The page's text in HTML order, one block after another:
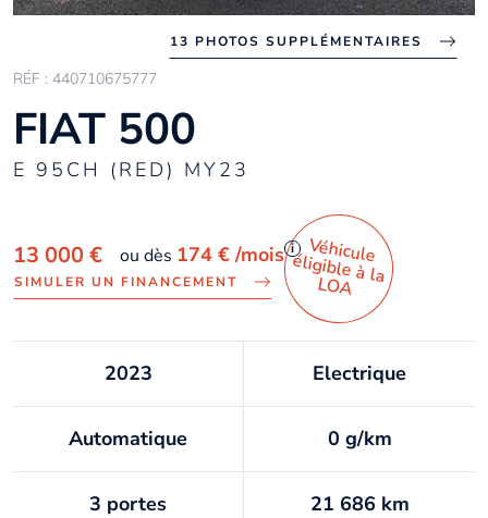
13 PHOTOS SUPPLÉMENTAIRES
RÉF : 440710675777
FIAT 500
E 95CH (RED) MY23
13 000 € ou dès 174 €/mois i
SIMULER UN FINANCEMENT
Véhicule
éligible à la
LO
A
2023 Electrique
Automatique 0 g/km
3 portes 21 686 km